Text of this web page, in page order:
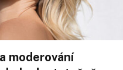
moderování